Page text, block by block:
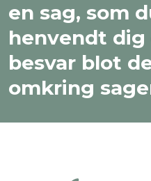
en sag, som
henvendt dig
besvar blot
omkring